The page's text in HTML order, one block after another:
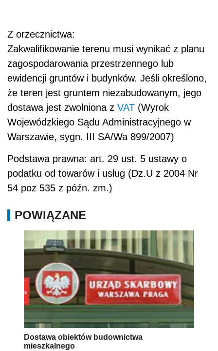
Z orzecznictwa:
Zakwalifikowanie terenu musi wynikać z planu
zagospodarowania przestrzennego lub
ewidencji gruntów i budynków. Jeśli określono,
że teren jest gruntem niezabudowanym, jego
dostawa jest zwolniona z VAT (Wyrok
Wojewódzkiego Sądu Administracyjnego w
Warszawie, sygn. III SA/Wa 899/2007)
Podstawa prawna: art. 29 ust. 5 ustawy o
podatku od towarów i usług (Dz.U z 2004 Nr
54 poz 535 z późn. zm.)
POWIĄZANE
Dostawa obiektów budownictwa
mieszkalnego